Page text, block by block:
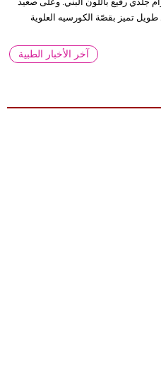
تميز بقصّة الكورسيه العلوية
آخر الأخبار الطبية